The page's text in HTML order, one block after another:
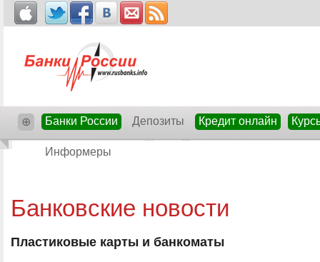
⊕ Банки России Депозиты Кредит онлайн
Информеры
Банковские новости
Пластиковые карты и банкоматы